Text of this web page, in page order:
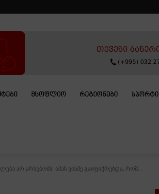
ᲛᲡᲝᲤᲚᲘᲝ ᲠᲔᲒᲘᲝᲜᲔᲑᲘ ᲡᲞᲝᲠᲢᲘ
არ არსებობს. ამას ვინმე გაიფიქრებდა, რომ...